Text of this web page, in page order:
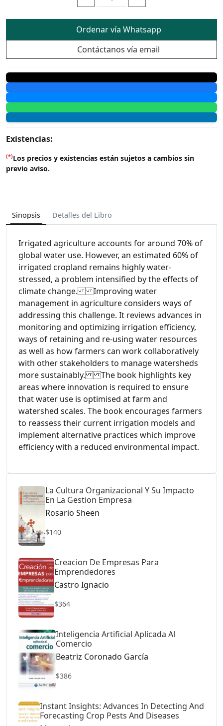
Ordenar vía Whatsapp
Contáctanos vía email
Existencias:
(*)Los precios y existencias están sujetos a cambios sin
previo aviso.
Sinopsis Detalles del Libro
Irrigated agriculture accounts for around 70% of
global water use. However, an estimated 60% of
irrigated cropland remains highly water-
stressed, a problem intensified by the effects of
climate change. Improving water
management in agriculture considers ways of
addressing this challenge. It reviews advances in
monitoring and optimizing irrigation efficiency,
ways of retaining and re-using water resources
as well as how farmers can work collaboratively
with other stakeholders to manage watersheds
more sustainably. The book highlights key
areas where innovation is required to ensure
that water use is optimised at farm and
watershed scales. The book encourages farmers
to reassess their current irrigation models and
implement alternative practices which improve
efficiency with a reduced environmental impact.
La Cultura Organizacional Y Su Impacto
En La Gestion Empresa
Rosario Sheen
$140
Creacion De Empresas Para
Emprendedores
Castro Ignacio
$364
Inteligencia Artificial Aplicada Al
Comercio
Beatriz Coronado García
$386
Instant Insights: Advances In Detecting And
Forecasting Crop Pests And Diseases